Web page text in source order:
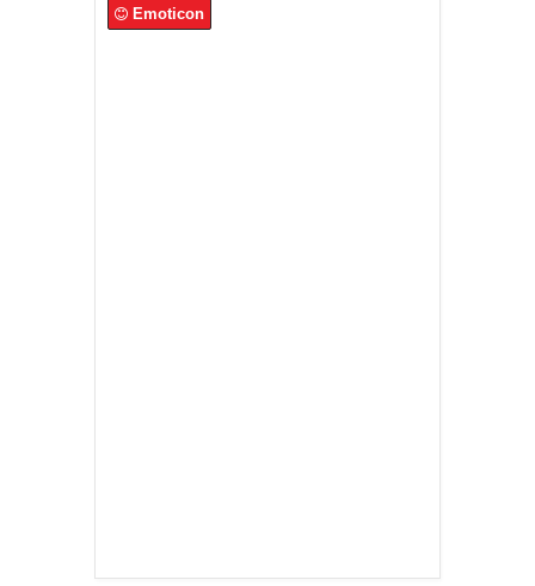
Emoticon